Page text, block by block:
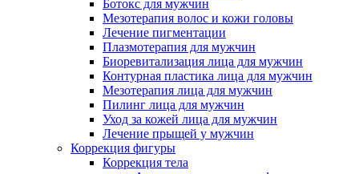
Ботокс для мужчин
Мезотерапия волос и кожи головы
Лечение пигментации
Плазмотерапия для мужчин
Биоревитализация лица для мужчин
Контурная пластика лица для мужчин
Мезотерапия лица для мужчин
Пилинг лица для мужчин
Уход за кожей лица для мужчин
Лечение прыщей у мужчин
Коррекция фигуры
Коррекция тела